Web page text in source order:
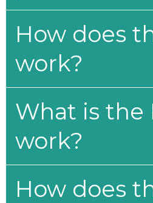
How does
work?
What is the
work?
How does